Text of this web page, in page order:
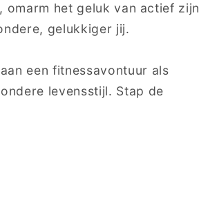
het geluk van actief zijn
gelukkiger jij.
een fitnessavontuur als
levensstijl. Stap de